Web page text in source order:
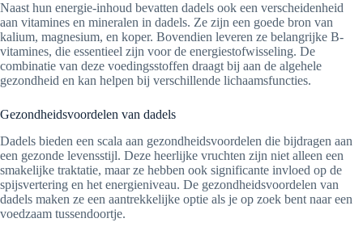
Naast hun energie-inhoud bevatten dadels ook een verscheidenheid
aan vitamines en mineralen in dadels. Ze zijn een goede bron van
kalium, magnesium, en koper. Bovendien leveren ze belangrijke B-
vitamines, die essentieel zijn voor de energiestofwisseling. De
combinatie van deze voedingsstoffen draagt bij aan de algehele
gezondheid en kan helpen bij verschillende lichaamsfuncties.
Gezondheidsvoordelen van dadels
Dadels bieden een scala aan gezondheidsvoordelen die bijdragen aan
een gezonde levensstijl. Deze heerlijke vruchten zijn niet alleen een
smakelijke traktatie, maar ze hebben ook significante invloed op de
spijsvertering en het energieniveau. De gezondheidsvoordelen van
dadels maken ze een aantrekkelijke optie als je op zoek bent naar een
voedzaam tussendoortje.